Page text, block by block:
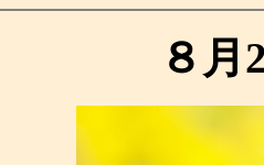
８月